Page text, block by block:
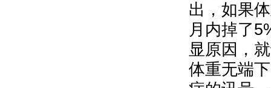
出，如果
月内掉了
显原因，
体重无端